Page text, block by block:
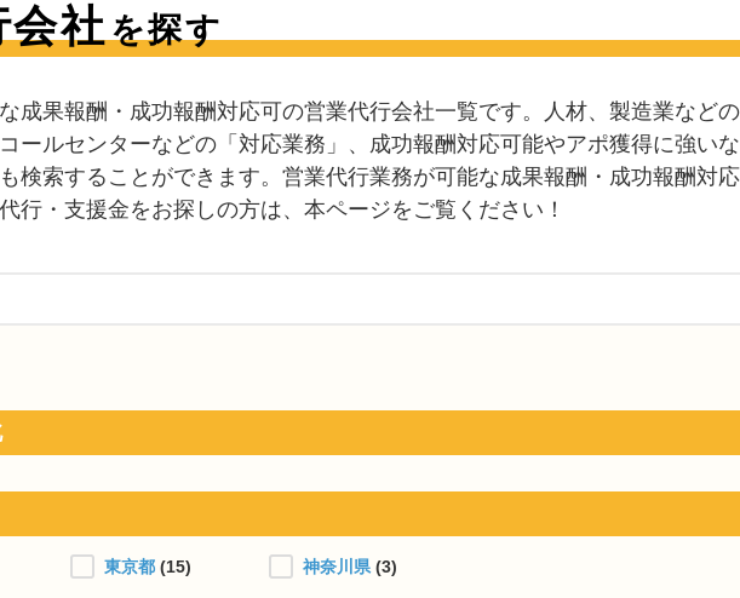
会社 を探す
成果報酬・成功報酬対応可の営業代行会社一覧です。人材、製造業など
ールセンターなどの「対応業務」、成功報酬対応可能やアポ獲得に強い
も検索することができます。営業代行業務が可能な成果報酬・成功報酬対
行・支援金をお探しの方は、本ページをご覧ください！
東京都 (15) 神奈川県 (3)